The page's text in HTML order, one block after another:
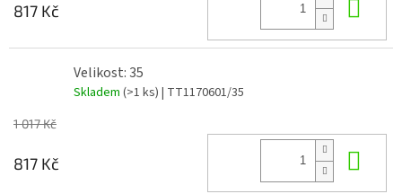
817 Kč
Velikost: 35
Skladem (>1 ks) | TT1170601/35
1 017 Kč
817 Kč